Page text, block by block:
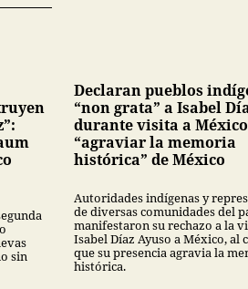
sin
Declaran pueblos
“non grata” a Isabel
durante visita a
“agraviar la memoria
histórica” de México
Autoridades indígenas y
de diversas comunidades del
manifestaron su rechazo a la
Isabel Díaz Ayuso a México, al
que su presencia agravia la
histórica.